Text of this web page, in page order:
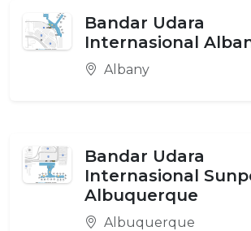
Bandar Udara
Internasional
Albany
Bandar Udara
Internasional
Albuquerque
Albuquerque